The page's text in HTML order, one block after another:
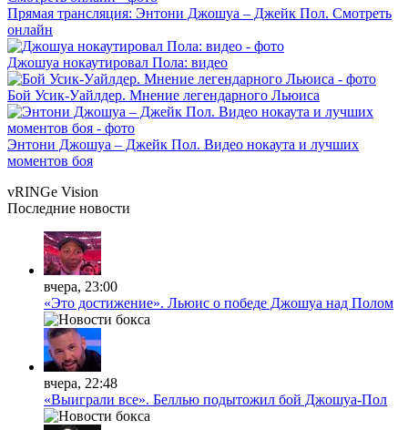
Прямая трансляция: Энтони Джошуа – Джейк Пол. Смотреть
онлайн
Джошуа нокаутировал Пола: видео
Бой Усик-Уайлдер. Мнение легендарного Льюиса
Энтони Джошуа – Джейк Пол. Видео нокаута и лучших
моментов боя
vRINGe Vision
Последние новости
вчера, 23:00
«Это достижение». Льюис о победе Джошуа над Полом
вчера, 22:48
«Выиграли все». Беллью подытожил бой Джошуа-Пол